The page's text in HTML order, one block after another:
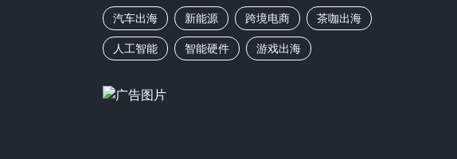
汽车出海 新能源 跨境电商 茶咖出海
人工智能 智能硬件 游戏出海